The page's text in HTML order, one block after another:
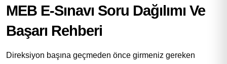
MEB E-Sınavı Soru Dağılımı Ve
Başarı Rehberi
Direksiyon başına geçmeden önce girmeniz gereken